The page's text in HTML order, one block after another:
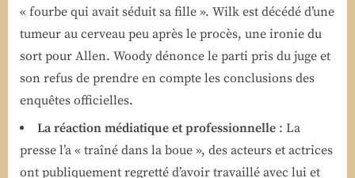
« fourbe qui avait séduit sa fille ». Wilk est décédé d’une
tumeur au cerveau peu après le procès, une ironie du
sort pour Allen. Woody dénonce le parti pris du juge et
son refus de prendre en compte les conclusions des
enquêtes officielles.
La réaction médiatique et professionnelle : La
presse l’a « traîné dans la boue », des acteurs et actrices
ont publiquement regretté d’avoir travaillé avec lui et